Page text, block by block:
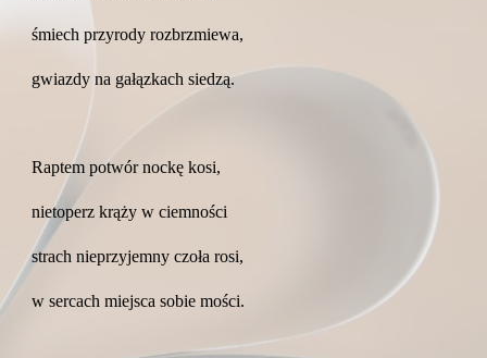
śmiech przyrody rozbrzmiewa,
gwiazdy na gałązkach siedzą.
Raptem potwór nockę kosi,
nietoperz krąży w ciemności
strach nieprzyjemny czoła rosi,
w sercach miejsca sobie mości.